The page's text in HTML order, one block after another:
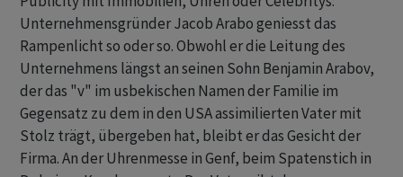
Unternehmensgründer Jacob Arabo geniesst das
Rampenlicht so oder so. Obwohl er die Leitung des
Unternehmens längst an seinen Sohn Benjamin Arabov,
der das "v" im usbekischen Namen der Familie im
Gegensatz zu dem in den USA assimilierten Vater mit
Stolz trägt, übergeben hat, bleibt er das Gesicht der
Firma. An der Uhrenmesse in Genf, beim Spatenstich in